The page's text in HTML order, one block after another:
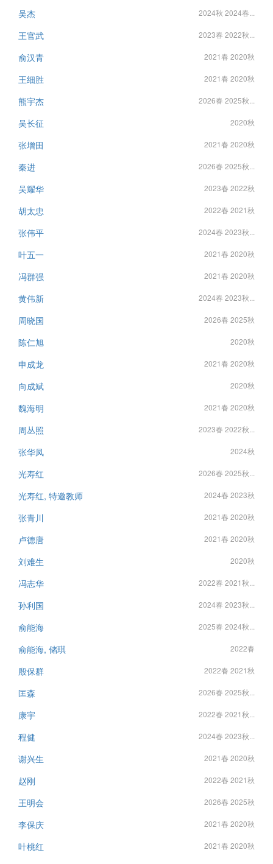
吴杰 2024秋 2024春...
王官武 2023春 2022秋...
俞汉青 2021春 2020秋
王细胜 2021春 2020秋
熊宇杰 2026春 2025秋...
吴长征 2020秋
张增田 2021春 2020秋
秦进 2026春 2025秋...
吴耀华 2023春 2022秋
胡太忠 2022春 2021秋
张伟平 2024春 2023秋...
叶五一 2021春 2020秋
冯群强 2021春 2020秋
黄伟新 2024春 2023秋...
周晓国 2026春 2025秋
陈仁旭 2020秋
申成龙 2021春 2020秋
向成斌 2020秋
魏海明 2021春 2020秋
周丛照 2023春 2022秋...
张华凤 2024秋
光寿红 2026春 2025秋...
光寿红, 特邀教师 2024春 2023秋
张青川 2021春 2020秋
卢德唐 2021春 2020秋
刘难生 2020秋
冯志华 2022春 2021秋...
孙利国 2024春 2023秋...
俞能海 2025春 2024秋...
俞能海, 储琪 2022春
殷保群 2022春 2021秋
匡森 2026春 2025秋...
康宇 2022春 2021秋...
程健 2024春 2023秋...
谢兴生 2021春 2020秋
赵刚 2022春 2021秋
王明会 2026春 2025秋
李保庆 2021春 2020秋
叶桃红 2021春 2020秋